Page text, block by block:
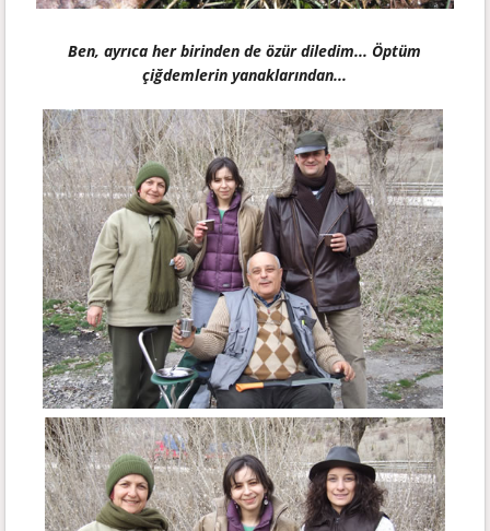
Ben, ayrıca her birinden de özür diledim... Öptüm
çiğdemlerin yanaklarından...